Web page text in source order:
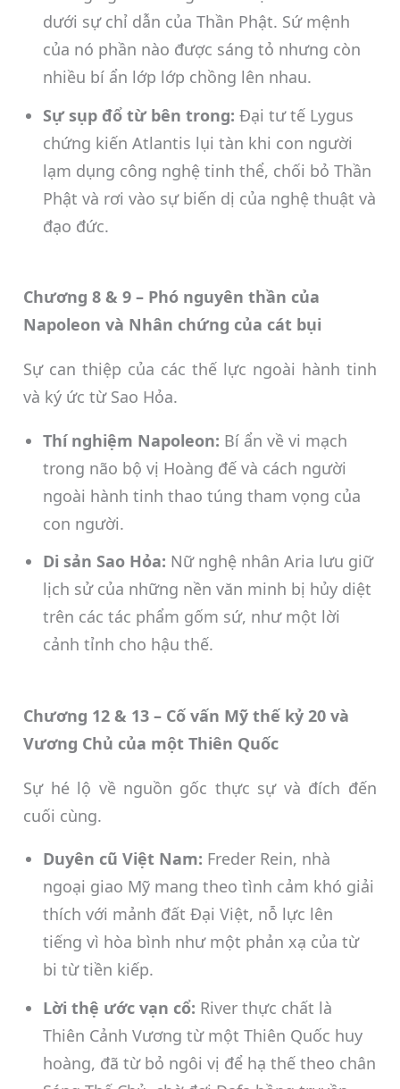
dưới sự chỉ dẫn của Thần Phật. Sứ mệnh
của nó phần nào được sáng tỏ nhưng còn
nhiều bí ẩn lớp lớp chồng lên nhau.
Sự sụp đổ từ bên trong: Đại tư tế Lygus
chứng kiến Atlantis lụi tàn khi con người
lạm dụng công nghệ tinh thể, chối bỏ Thần
Phật và rơi vào sự biến dị của nghệ thuật và
đạo đức.
Chương 8 & 9 – Phó nguyên thần của
Napoleon và Nhân chứng của cát bụi
Sự can thiệp của các thế lực ngoài hành tinh
và ký ức từ Sao Hỏa.
Thí nghiệm Napoleon: Bí ẩn về vi mạch
trong não bộ vị Hoàng đế và cách người
ngoài hành tinh thao túng tham vọng của
con người.
Di sản Sao Hỏa: Nữ nghệ nhân Aria lưu giữ
lịch sử của những nền văn minh bị hủy diệt
trên các tác phẩm gốm sứ, như một lời
cảnh tỉnh cho hậu thế.
Chương 12 & 13 – Cố vấn Mỹ thế kỷ 20 và
Vương Chủ của một Thiên Quốc
Sự hé lộ về nguồn gốc thực sự và đích đến
cuối cùng.
Duyên cũ Việt Nam: Freder Rein, nhà
ngoại giao Mỹ mang theo tình cảm khó giải
thích với mảnh đất Đại Việt, nỗ lực lên
tiếng vì hòa bình như một phản xạ của từ
bi từ tiền kiếp.
Lời thệ ước vạn cổ: River thực chất là
Thiên Cảnh Vương từ một Thiên Quốc huy
hoàng, đã từ bỏ ngôi vị để hạ thế theo chân